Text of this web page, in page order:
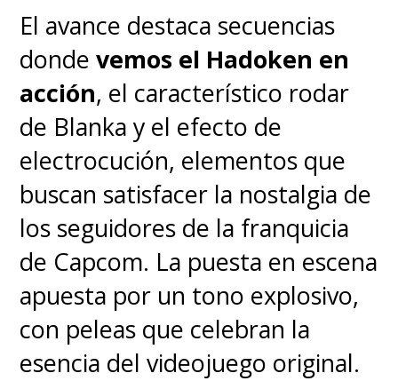
El avance destaca secuencias
dondevemos el Hadoken en
acción, el característico rodar
de Blanka y el efecto de
electrocución, elementos que
buscan satisfacer la nostalgia de
los seguidores de la franquicia
de Capcom. La puesta en escena
apuesta por un tono explosivo,
con peleas que celebran la
esencia del videojuego original.